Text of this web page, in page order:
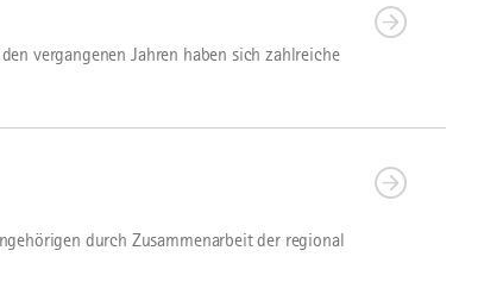
vergangenen Jahren haben sich zahlreiche
durch Zusammenarbeit der regional